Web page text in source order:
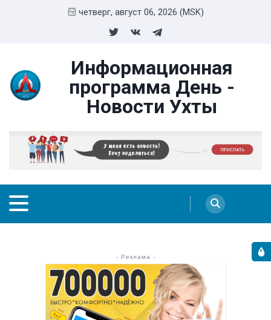
четверг, август 06, 2026 (MSK)
Информационная
программа День -
Новости Ухты
- Реклама -